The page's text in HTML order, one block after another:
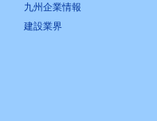
九州企業情報
建設業界